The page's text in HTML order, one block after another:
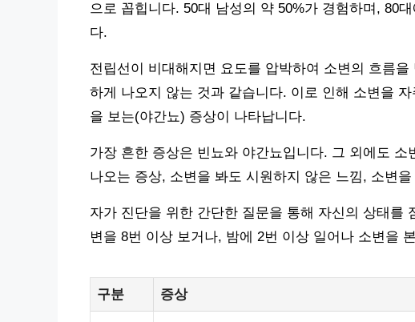
으로 꼽힙니다. 50대 남성의 약 50%가 경험하며, 80
다.
전립선이 비대해지면 요도를 압박하여 소변의 흐름
하게 나오지 않는 것과 같습니다. 이로 인해 소변을
을 보는(야간뇨) 증상이 나타납니다.
가장 흔한 증상은 빈뇨와 야간뇨입니다. 그 외에도 소
나오는 증상, 소변을 봐도 시원하지 않은 느낌, 소변
자가 진단을 위한 간단한 질문을 통해 자신의 상태를
변을 8번 이상 보거나, 밤에 2번 이상 일어나 소변을
구분 증상